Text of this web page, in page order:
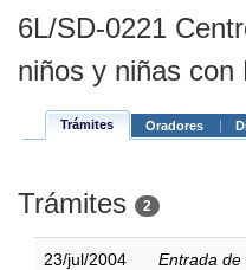
6L/SD-0221
niños y niñas con
Trámites Oradores
Trámites 2
23/jul/2004
Entrada de